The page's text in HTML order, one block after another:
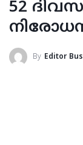
52
By Editor